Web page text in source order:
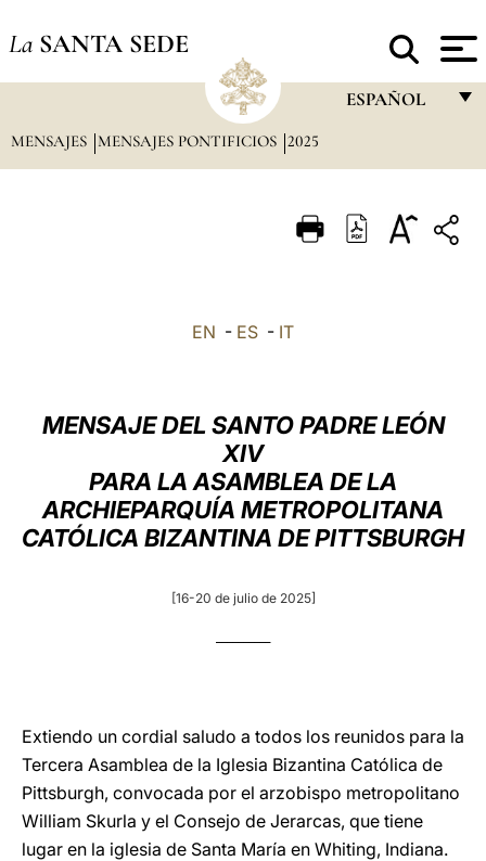
La SANTA SEDE
ESPAÑOL
ITALIANO
العربيّة
中文
LATINE
MENSAJES MENSAJES PONTIFICIOS 2025
EN - ES - IT
MENSAJE DEL SANTO PADRE LEÓN
XIV
PARA LA ASAMBLEA DE LA
ARCHIEPARQUÍA METROPOLITANA
CATÓLICA BIZANTINA DE PITTSBURGH
[16-20 de julio de 2025]
Extiendo un cordial saludo a todos los reunidos para la
Tercera Asamblea de la Iglesia Bizantina Católica de
Pittsburgh, convocada por el arzobispo metropolitano
William Skurla y el Consejo de Jerarcas, que tiene
lugar en la iglesia de Santa María en Whiting, Indiana.